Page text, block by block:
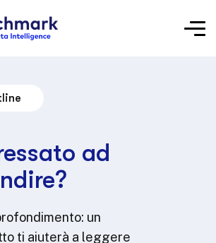
ad
un
ti aiuterà a leggere